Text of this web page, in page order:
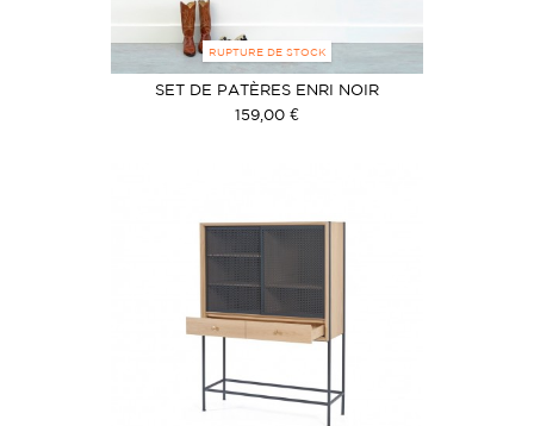
RUPTURE DE STOCK
SET DE PATÈRES ENRI NOIR
159,00 €